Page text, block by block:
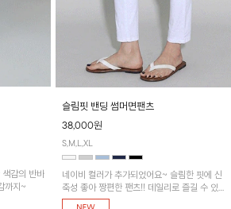
색감의 반바
까지~
슬림핏 밴딩 썸머면팬츠
38,000원
S,M,L,XL
네이비 컬러가 추가되었어요~ 슬림한 핏에 신
축성 좋아 짱편한 팬츠!! 데일리로 즐길 수 있
는 기본 컬러들로 준비했어요~